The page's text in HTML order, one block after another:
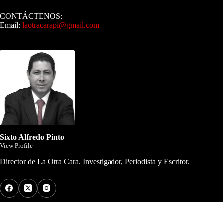
CONTÁCTENOS:
Email: laotracarapi@gmail.com
Sixto Alfredo Pinto
View Profile
Director de La Otra Cara. Investigador, Periodista y Escritor.